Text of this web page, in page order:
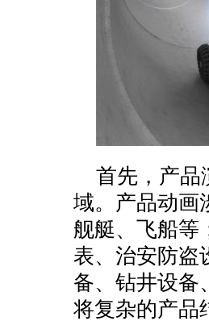
首先，产品
域。产品动画
舰艇、飞船等
表、治安防盗
备、钻井设备
将复杂的产品